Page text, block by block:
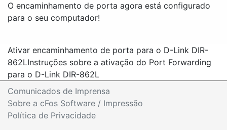
O encaminhamento de porta agora está configurado
para o seu computador!
Ativar encaminhamento de porta para o D-Link DIR-
862LInstruções sobre a ativação do Port Forwarding
para o D-Link DIR-862L
Comunicados de Imprensa
Sobre a cFos Software / Impressão
Política de Privacidade